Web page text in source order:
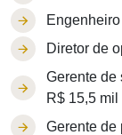
Diretor de
Gerente de
R$ 15,5
Gerente de